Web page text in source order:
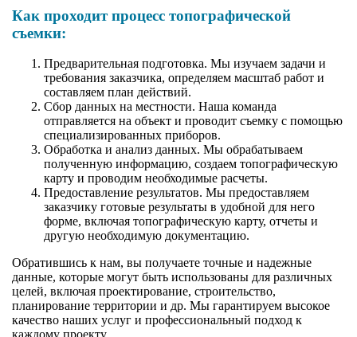
Как проходит процесс топографической
съемки:
Предварительная подготовка. Мы изучаем задачи и
требования заказчика, определяем масштаб работ и
составляем план действий.
Сбор данных на местности. Наша команда
отправляется на объект и проводит съемку с помощью
специализированных приборов.
Обработка и анализ данных. Мы обрабатываем
полученную информацию, создаем топографическую
карту и проводим необходимые расчеты.
Предоставление результатов. Мы предоставляем
заказчику готовые результаты в удобной для него
форме, включая топографическую карту, отчеты и
другую необходимую документацию.
Обратившись к нам, вы получаете точные и надежные
данные, которые могут быть использованы для различных
целей, включая проектирование, строительство,
планирование территории и др. Мы гарантируем высокое
качество наших услуг и профессиональный подход к